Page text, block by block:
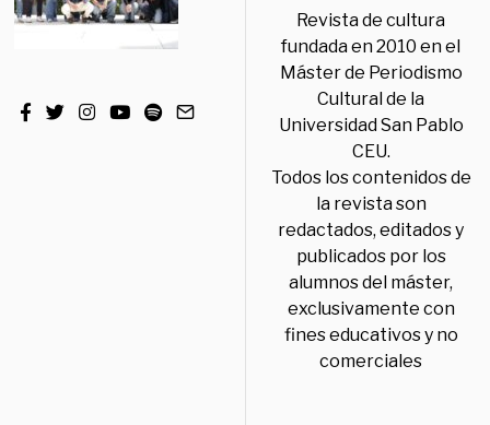
Revista de cultura
fundada en 2010 en el
Máster de Periodismo
Cultural de la
Universidad San Pablo
CEU.
Todos los contenidos de
la revista son
redactados, editados y
publicados por los
alumnos del máster,
exclusivamente con
fines educativos y no
comerciales